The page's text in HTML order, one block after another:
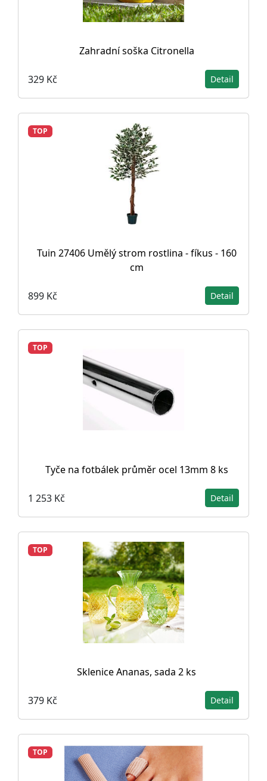
Zahradní soška Citronella
329 Kč Detail
TOP
Tuin 27406 Umělý strom rostlina - fíkus - 160
cm
899 Kč Detail
TOP
Tyče na fotbálek průměr ocel 13mm 8 ks
1 253 Kč Detail
TOP
Sklenice Ananas, sada 2 ks
379 Kč Detail
TOP